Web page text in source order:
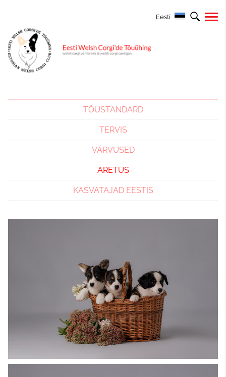
Eesti
TÕUSTANDARD
TERVIS
VÄRVUSED
ARETUS
KASVATAJAD EESTIS